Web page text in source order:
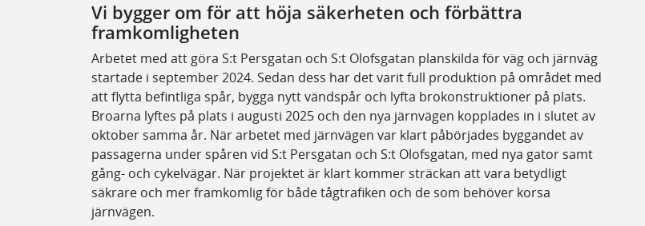
Vi bygger om för att höja säkerheten och förbättra
framkomligheten
Arbetet med att göra S:t Persgatan och S:t Olofsgatan planskilda för väg och järnväg
startade i september 2024. Sedan dess har det varit full produktion på området med
att flytta befintliga spår, bygga nytt vändspår och lyfta brokonstruktioner på plats.
Broarna lyftes på plats i augusti 2025 och den nya järnvägen kopplades in i slutet av
oktober samma år. När arbetet med järnvägen var klart påbörjades byggandet av
passagerna under spåren vid S:t Persgatan och S:t Olofsgatan, med nya gator samt
gång- och cykelvägar. När projektet är klart kommer sträckan att vara betydligt
säkrare och mer framkomlig för både tågtrafiken och de som behöver korsa
järnvägen.